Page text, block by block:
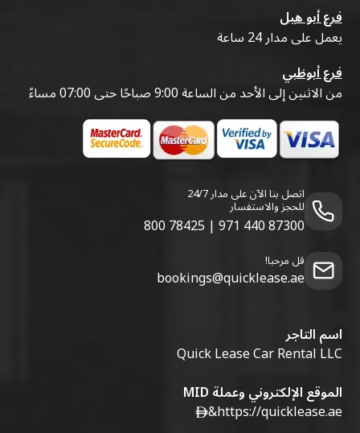
فرع أبو هيل
يعمل على مدار 24 ساعة
فرع أبوظبي
من الاثنين إلى الأحد من الساعة 9:00 صباحًا حتى 07:00 مساءً
اتصل بنا الآن على مدار 24/7
للحجز والاستفسار
800 78425 | 971 440 87300
قل مرحبا!
bookings@quicklease.ae
اسم التاجر
Quick Lease Car Rental LLC
الموقع الإلكتروني وعملة MID
https://quicklease.ae
&